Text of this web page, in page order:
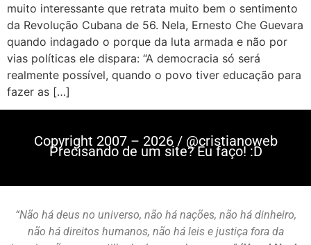
muito interessante que retrata muito bem o sentimento
da Revolução Cubana de 56. Nela, Ernesto Che Guevara
quando indagado o porque da luta armada e não por
vias políticas ele dispara: “A democracia só será
realmente possível, quando o povo tiver educação para
fazer as […]
Copyright 2007 – 2026 / @cristianoweb
Precisando de um site? Eu faço! :D
“Não há deus no universo, não há nações, não há dinheiro,
não há direitos humanos, não há leis e justiça fora da